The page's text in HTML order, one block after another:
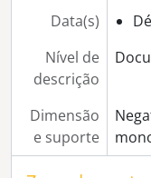
[Série]
[Série]
[Série]
[Série]
[Série]
[Série]
Data(s)
Nível de
descrição
Dimensão
e suporte